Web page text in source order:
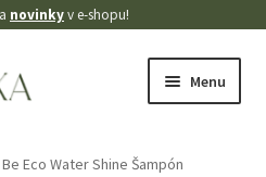
novinkyv e-shopu!
Menu
Be Eco Water Shine Šampón